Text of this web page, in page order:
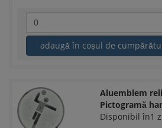
adaugă în coșul de
Aluemblem
Pictogramă
Disponibil în1